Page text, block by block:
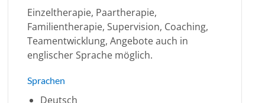
Einzeltherapie, Paartherapie,
Familientherapie, Supervision, Coaching,
Teamentwicklung, Angebote auch in
englischer Sprache möglich.
Sprachen
Deutsch